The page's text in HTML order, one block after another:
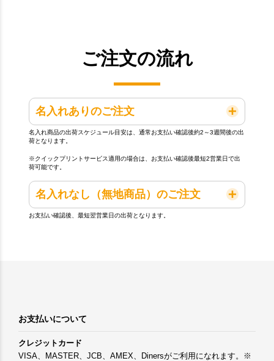
ご注文の流れ
名入れありのご注文
名入れ商品の出荷スケジュール目安は、通常お支払い確認後約2～3週間後の出
荷となります。
※クイックプリントサービス適用の場合は、お支払い確認後最短2営業日で出
荷可能です。
名入れなし（無地商品）のご注文
お支払い確認後、最短翌営業日の出荷となります。
お支払いについて
クレジットカード
VISA、MASTER、JCB、AMEX、Dinersがご利用になれます。※